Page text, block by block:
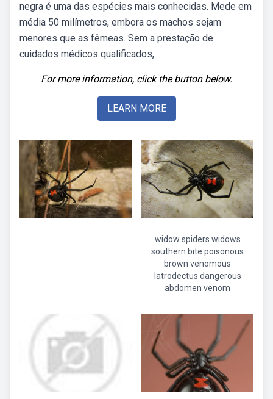
negra é uma das espécies mais conhecidas. Mede em
média 50 milímetros, embora os machos sejam
menores que as fêmeas. Sem a prestação de
cuidados médicos qualificados,.
For more information, click the button below.
LEARN MORE
widow spiders widows
southern bite poisonous
brown venomous
latrodectus dangerous
abdomen venom